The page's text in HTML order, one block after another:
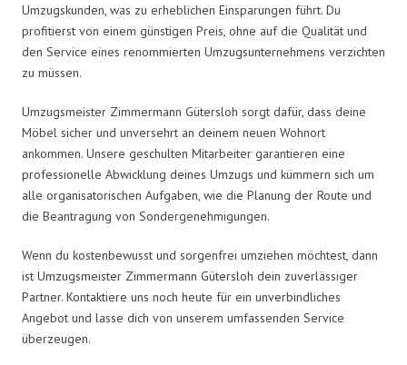
Umzugskunden, was zu erheblichen Einsparungen führt. Du
profitierst von einem günstigen Preis, ohne auf die Qualität und
den Service eines renommierten Umzugsunternehmens verzichten
zu müssen.
Umzugsmeister Zimmermann Gütersloh sorgt dafür, dass deine
Möbel sicher und unversehrt an deinem neuen Wohnort
ankommen. Unsere geschulten Mitarbeiter garantieren eine
professionelle Abwicklung deines Umzugs und kümmern sich um
alle organisatorischen Aufgaben, wie die Planung der Route und
die Beantragung von Sondergenehmigungen.
Wenn du kostenbewusst und sorgenfrei umziehen möchtest, dann
ist Umzugsmeister Zimmermann Gütersloh dein zuverlässiger
Partner. Kontaktiere uns noch heute für ein unverbindliches
Angebot und lasse dich von unserem umfassenden Service
überzeugen.